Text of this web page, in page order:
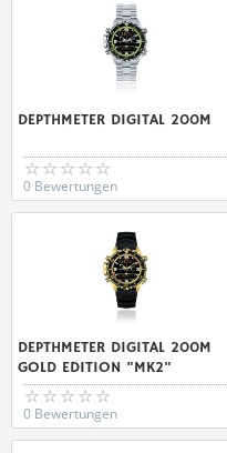
DEPTHMETER DIGITAL 200M
0 Bewertungen
DEPTHMETER DIGITAL 200M
GOLD EDITION "MK2"
0 Bewertungen